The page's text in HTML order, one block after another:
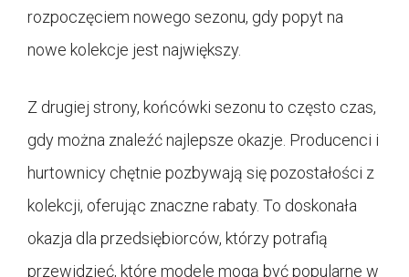
rozpoczęciem nowego sezonu, gdy popyt na
nowe kolekcje jest największy.
Z drugiej strony, końcówki sezonu to często czas,
gdy można znaleźć najlepsze okazje. Producenci i
hurtownicy chętnie pozbywają się pozostałości z
kolekcji, oferując znaczne rabaty. To doskonała
okazja dla przedsiębiorców, którzy potrafią
przewidzieć, które modele mogą być popularne w